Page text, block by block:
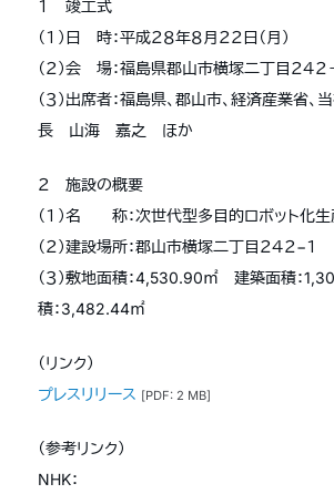
１ 竣工式
（１）日 時：平成２８年８月２２日（月）
（２）会 場：福島県郡山市横塚二丁目２４２
（３）出席者：福島県、郡山市、経済産業省
長 山海 嘉之 ほか
２ 施設の概要
（１）名 称：次世代型多目的ロボット化
（２）建設場所：郡山市横塚二丁目２４２−１
（３）敷地面積：4,530.90㎡ 建築面積：
積：3,482.44㎡
（リンク）
プレスリリース [PDF: 2 MB]
（参考リンク）
NHK：